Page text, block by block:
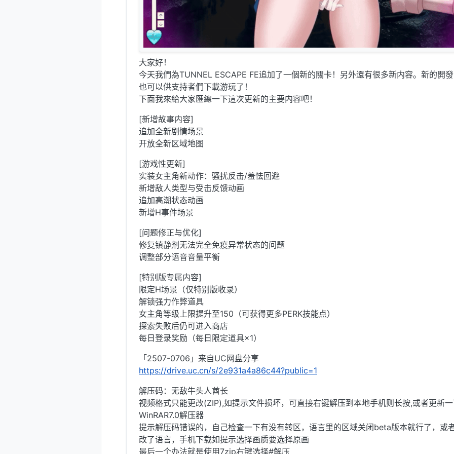
大家好！
今天我們為TUNNEL ESCAPE FE追加了一個新的關卡！另外還有很多新内容。新的開
也可以供支持者們下載游玩了！
下面我來給大家匯總一下這次更新的主要内容吧！
[新增故事内容]
追加全新剧情场景
开放全新区域地图
[游戏性更新]
实装女主角新动作：骚扰反击/羞怯回避
新增敌人类型与受击反馈动画
追加高潮状态动画
新增H事件场景
[问题修正与优化]
修复镇静剂无法完全免疫异常状态的问题
调整部分语音音量平衡
[特别版专属内容]
限定H场景（仅特别版收录）
解锁强力作弊道具
女主角等级上限提升至150（可获得更多PERK技能点）
探索失败后仍可进入商店
每日登录奖励（每日限定道具×1）
「2507-0706」来自UC网盘分享
https://drive.uc.cn/s/2e931a4a86c44?public=1
解压码：无敌牛头人酋长
视频格式只能更改(ZIP),如提示文件损坏，可直接右键解压到本地手机则长按,或者更新
WinRAR7.0解压器
提示解压码错误的，自己检查一下有没有转区，语言里的区域关闭beta版本就行了，或
改了语言，手机下载如提示选择画质要选择原画
最后一个办法就是使用7zip右键选择#解压